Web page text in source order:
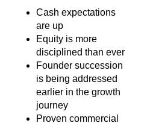
Cash expectations
are up
Equity is more
disciplined than ever
Founder succession
is being addressed
earlier in the growth
journey
Proven commercial